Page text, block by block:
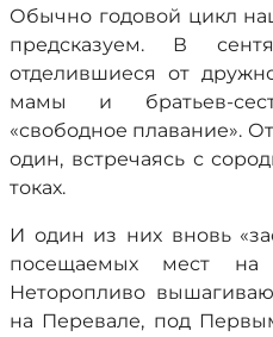
Обычно годовой цикл
предсказуем. В
отделившиеся от
мамы и братьев-
«свободное плавание».
один, встречаясь с
токах.
И один из них вновь
посещаемых мест на
Неторопливо
на Перевале, под